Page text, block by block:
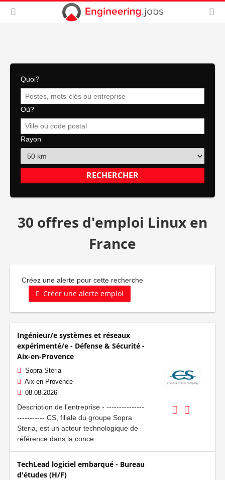
Quoi?
Où?
Rayon
30 offres d'emploi Linux en
France
Créez une alerte pour cette recherche
Créer une alerte emploi
Ingénieur/e systèmes et réseaux
expérimenté/e - Défense & Sécurité -
Aix-en-Provence
Sopra Steria
Aix-en-Provence
08.08.2026
Description de l'entreprise - ---------------
----------- CS, filiale du groupe Sopra
Steria, est un acteur technologique de
référence dans la conce...
TechLead logiciel embarqué - Bureau
d'études (H/F)